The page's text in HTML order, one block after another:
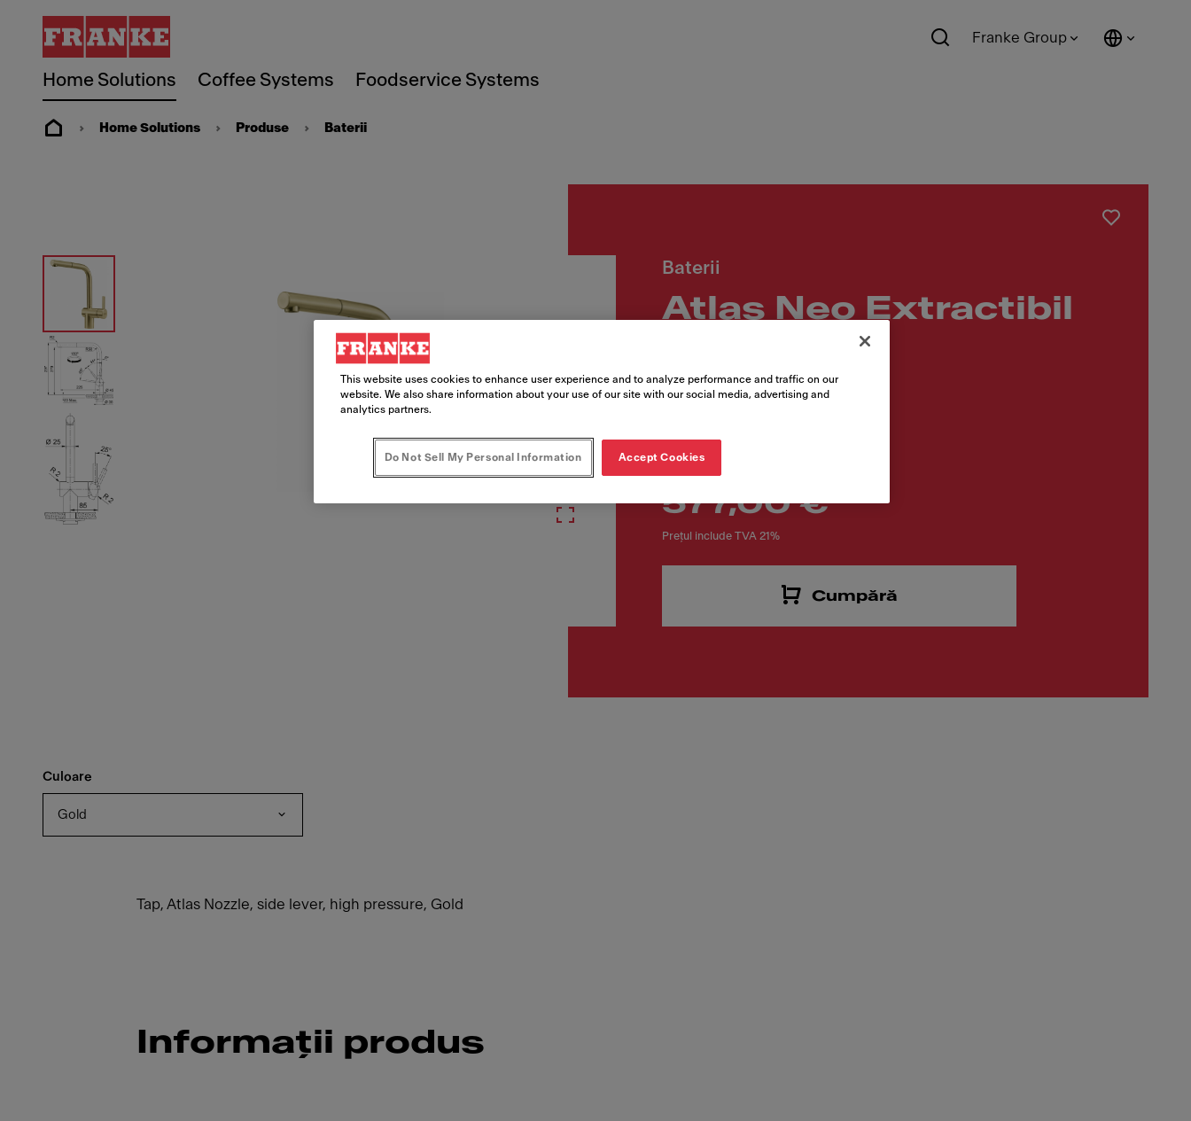
Home Solutions Coffee Systems Foodservice Systems
Franke Group
Home Solutions Produse Baterii
Baterii
Atlas Neo Extractibil
Cod produs
577,00 €
Prețul include TVA 21%
Cumpără
Culoare
Gold
Tap, Atlas Nozzle, side lever, high pressure, Gold
Informații produs
This website uses cookies to enhance user experience and to analyze performance and traffic on our
website. We also share information about your use of our site with our social media, advertising and
analytics partners.
Do Not Sell My Personal Information Accept Cookies